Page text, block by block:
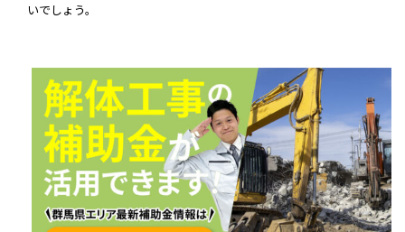
いでしょう。